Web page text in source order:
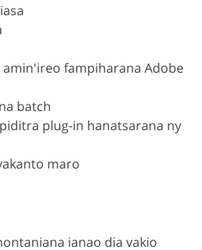
fampiharana Adobe
batch
plug-in hanatsarana ny
maro
ianao dia vakio